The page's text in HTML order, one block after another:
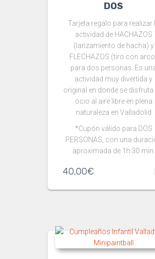
DOS
Tarjeta regalo para realizar
actividad de HACHAZOS
(lanzamiento de hacha) y
FLECHAZOS (tiro con
para dos personas. Es
actividad muy divertida y
original en donde se disfruta
ocio al aire libre en plena
naturaleza en Valladolid
*Cupón válido para DOS
PERSONAS, con una
aproximada de 1h 30 min.
40,00€